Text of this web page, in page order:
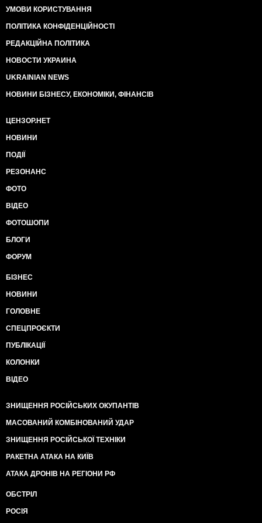
УМОВИ КОРИСТУВАННЯ
ПОЛІТИКА КОНФІДЕНЦІЙНОСТІ
РЕДАКЦІЙНА ПОЛІТИКА
НОВОСТИ УКРАИНА
UKRAINIAN NEWS
НОВИНИ БІЗНЕСУ, ЕКОНОМІКИ, ФІНАНСІВ
ЦЕНЗОР.НЕТ
НОВИНИ
ПОДІЇ
РЕЗОНАНС
ФОТО
ВІДЕО
ФОТОШОПИ
БЛОГИ
ФОРУМ
БІЗНЕС
НОВИНИ
ГОЛОВНЕ
СПЕЦПРОЄКТИ
ПУБЛІКАЦІЇ
КОЛОНКИ
ВІДЕО
ЗНИЩЕННЯ РОСІЙСЬКИХ ОКУПАНТІВ
МАСОВАНИЙ КОМБІНОВАНИЙ УДАР
ЗНИЩЕННЯ РОСІЙСЬКОЇ ТЕХНІКИ
РАКЕТНА АТАКА НА КИЇВ
АТАКА ДРОНІВ НА РЕГІОНИ РФ
ОБСТРІЛ
РОСІЯ